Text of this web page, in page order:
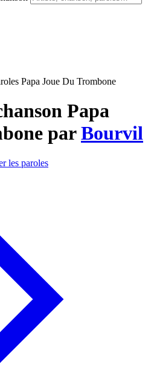
Papa Joue Du Trombone
Papa
parBourvil
les paroles